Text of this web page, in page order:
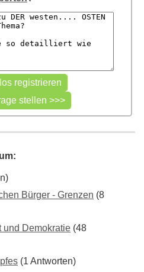
Bürger - Grenzen (8
und Demokratie (48
(1 Antworten)